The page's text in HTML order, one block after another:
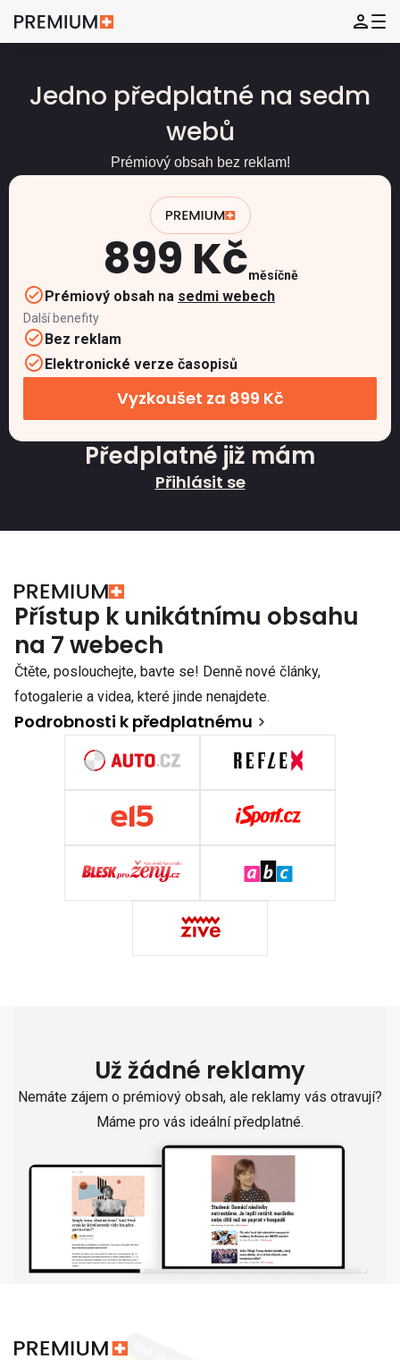
Jedno předplatné na sedm
webů
Prémiový obsah bez reklam!
899 Kčměsíčně
Prémiový obsah na sedmi webech
Další benefity
Bez reklam
Elektronické verze časopisů
Vyzkoušet za 899 Kč
Předplatné již mám
Přihlásit se
Přístup k unikátnímu obsahu
na 7 webech
Čtěte, poslouchejte, bavte se! Denně nové články,
fotogalerie a videa, které jinde nenajdete.
Podrobnosti k předplatnému
Už žádné reklamy
Nemáte zájem o prémiový obsah, ale reklamy vás otravují?
Máme pro vás ideální předplatné.